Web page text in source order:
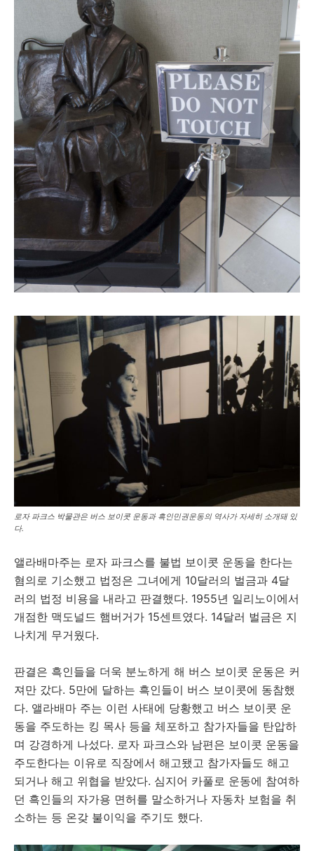
로자 파크스 박물관은 버스 보이콧 운동과 흑인민권운동의 역사가 자세히 소개돼 있
다.
앨라배마주는 로자 파크스를 불법 보이콧 운동을 한다는
혐의로 기소했고 법정은 그녀에게 10달러의 벌금과 4달
러의 법정 비용을 내라고 판결했다. 1955년 일리노이에서
개점한 맥도널드 햄버거가 15센트였다. 14달러 벌금은 지
나치게 무거웠다.
판결은 흑인들을 더욱 분노하게 해 버스 보이콧 운동은 커
져만 갔다. 5만에 달하는 흑인들이 버스 보이콧에 동참했
다. 앨라배마 주는 이런 사태에 당황했고 버스 보이콧 운
동을 주도하는 킹 목사 등을 체포하고 참가자들을 탄압하
며 강경하게 나섰다. 로자 파크스와 남편은 보이콧 운동을
주도한다는 이유로 직장에서 해고됐고 참가자들도 해고
되거나 해고 위협을 받았다. 심지어 카풀로 운동에 참여하
던 흑인들의 자가용 면허를 말소하거나 자동차 보험을 취
소하는 등 온갖 불이익을 주기도 했다.